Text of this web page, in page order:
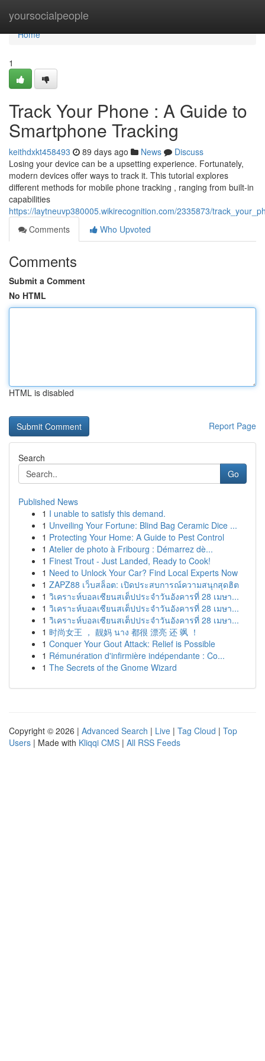
yoursocialpeople
Home
Home
1
Track Your Phone : A Guide to
Smartphone Tracking
keithdxkt458493 89 days ago News
Discuss
Losing your device can be a upsetting experience. Fortunately,
modern devices offer ways to track it. This tutorial explores
different methods for mobile phone tracking , ranging from built-in
capabilities
https://laytneuvp380005.wikirecognition.com/2335873/
Comments
Who Upvoted
Comments
Submit a Comment
No HTML
HTML is disabled
Report Page
Search
Go
Published News
1 I unable to satisfy this demand.
1 Unveiling Your Fortune: Blind Bag Ceramic Dice ...
1 Protecting Your Home: A Guide to Pest Control
1 Atelier de photo à Fribourg : Démarrez dè...
1 Finest Trout - Just Landed, Ready to Cook!
1 Need to Unlock Your Car? Find Local Experts Now
1 ZAPZ88 เว็บสล็อต: เปิดประสบการณ์ความสนุกสุดฮิต
1 วิเคราะห์บอลเซียนสเต็ปประจำวันอังคารที่ 28 เมษา...
1 วิเคราะห์บอลเซียนสเต็ปประจำวันอังคารที่ 28 เมษา...
1 วิเคราะห์บอลเซียนสเต็ปประจำวันอังคารที่ 28 เมษา...
1 时尚女王 ， 靓妈 นาง 都很 漂亮 还 飒 ！
1 Conquer Your Gout Attack: Relief is Possible
1 Rémunération d'infirmière indépendante : Co...
1 The Secrets of the Gnome Wizard
Copyright © 2026 | Advanced Search | Live | Tag Cloud | Top
Users | Made with Kliqqi CMS | All RSS Feeds